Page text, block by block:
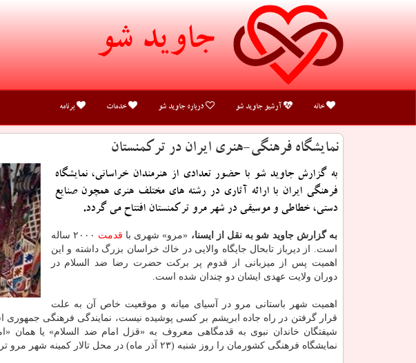
جاوید شو
خانه آرشیو جاوید شو درباره جاوید شو خدمات برنامه
نمایشگاه فرهنگی-هنری ایران در تركمنستان
به گزارش جاوید شو با حضور تعدادی از هنرمندان خراسانی، نمایشگاه
فرهنگی ایران با ارائه آثاری در رشته های مختلف هنری همچون صنایع
دستی، خطاطی و موسیقی در شهر مرو تركمنستان افتتاح می گردد.
به گزارش جاوید شو به نقل از ایسنا، «مرو» شهری با قدمت
۲۰۰۰ ساله
است. از دیرباز تابحال جایگاه والایی در خاك خراسان بزرگ داشته و این
اهمیت پس از میزبانی از قدوم پر بركت حضرت رضا ضد السلام در
دوران ولایت عهدی ایشان دو چندان شده است.
اهمیت شهر باستانی مرو در آسیای میانه و موقعیت خاص آن به علت
قرار گرفتن در راه جاده ابریشم بر كسی پوشیده نیست، نمایندگی فرهنگی جمهوری
شیفتگان خاندان نبوی به قدمگاهی معروف به «قزل امام ضد السلام» یا همان
نمایشگاه فرهنگی كشورمان را روز شنبه (۲۳ آذر ماه) در محل تالار كمینه شهر مرو تركمنستان افتتاح كند.